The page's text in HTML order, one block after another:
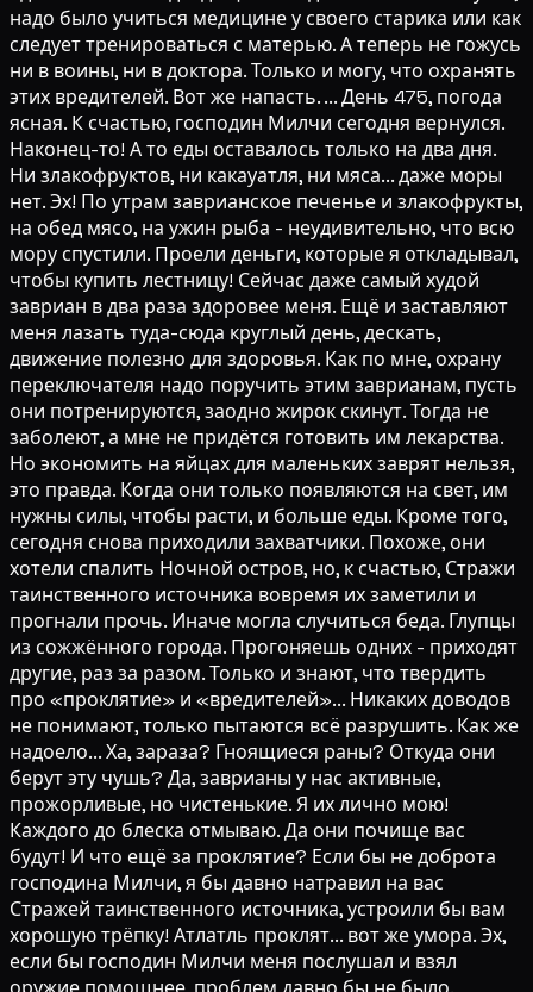
надо было учиться медицине у своего старика или как
следует тренироваться с матерью. А теперь не гожусь
ни в воины, ни в доктора. Только и могу, что охранять
этих вредителей. Вот же напасть. ... День 475, погода
ясная. К счастью, господин Милчи сегодня вернулся.
Наконец-то! А то еды оставалось только на два дня.
Ни злакофруктов, ни какауатля, ни мяса... даже моры
нет. Эх! По утрам заврианское печенье и злакофрукты,
на обед мясо, на ужин рыба - неудивительно, что всю
мору спустили. Проели деньги, которые я откладывал,
чтобы купить лестницу! Сейчас даже самый худой
завриан в два раза здоровее меня. Ещё и заставляют
меня лазать туда-сюда круглый день, дескать,
движение полезно для здоровья. Как по мне, охрану
переключателя надо поручить этим заврианам, пусть
они потренируются, заодно жирок скинут. Тогда не
заболеют, а мне не придётся готовить им лекарства.
Но экономить на яйцах для маленьких заврят нельзя,
это правда. Когда они только появляются на свет, им
нужны силы, чтобы расти, и больше еды. Кроме того,
сегодня снова приходили захватчики. Похоже, они
хотели спалить Ночной остров, но, к счастью, Стражи
таинственного источника вовремя их заметили и
прогнали прочь. Иначе могла случиться беда. Глупцы
из сожжённого города. Прогоняешь одних - приходят
другие, раз за разом. Только и знают, что твердить
про «проклятие» и «вредителей»... Никаких доводов
не понимают, только пытаются всё разрушить. Как же
надоело... Ха, зараза? Гноящиеся раны? Откуда они
берут эту чушь? Да, заврианы у нас активные,
прожорливые, но чистенькие. Я их лично мою!
Каждого до блеска отмываю. Да они почище вас
будут! И что ещё за проклятие? Если бы не доброта
господина Милчи, я бы давно натравил на вас
Стражей таинственного источника, устроили бы вам
хорошую трёпку! Атлатль проклят... вот же умора. Эх,
если бы господин Милчи меня послушал и взял